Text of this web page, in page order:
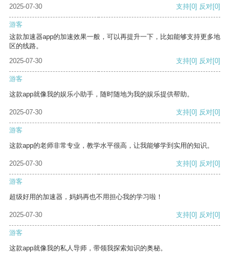
2025-07-30 支持[0] 反对[0]
游客
这款加速器app的加速效果一般，可以再提升一下，比如能够支持更多地
区的线路。
2025-07-30
支持[0] 反对[0]
游客
这款app就像我的娱乐小助手，随时随地为我的娱乐提供帮助。
2025-07-30 支持[0] 反对[0]
游客
这款app的老师非常专业，教学水平很高，让我能够学到实用的知识。
2025-07-30 支持[0] 反对[0]
游客
超级好用的加速器，妈妈再也不用担心我的学习啦！
2025-07-30 支持[0] 反对[0]
游客
这款app就像我的私人导师，带领我探索知识的奥秘。